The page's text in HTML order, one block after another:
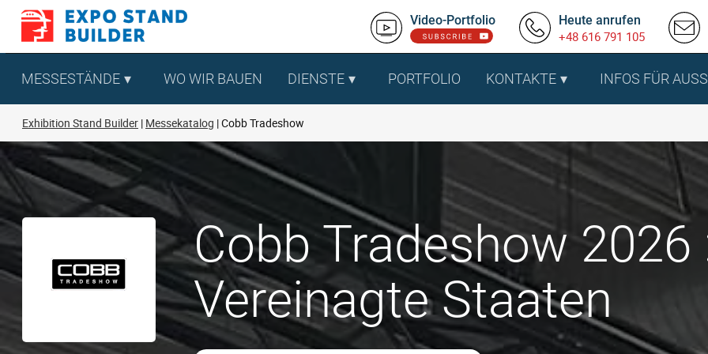
Zum
springen
Video-Portfolio Heute anrufen
+48 616 791 105
MESSESTÄNDE WO WIR BAUEN DIENSTE PORTFOLIO KONTAKTE INFOS FÜR
Exhibition Stand Builder Messekatalog Cobb Tradeshow
Cobb Tradeshow 2026
Vereinagte Staaten